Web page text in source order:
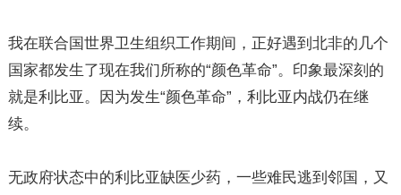
我在联合国世界卫生组织工作期间，正好遇到北非的几个
国家都发生了现在我们所称的“颜色革命”。印象最深刻的
就是利比亚。因为发生“颜色革命”，利比亚内战仍在继
续。
无政府状态中的利比亚缺医少药，一些难民逃到邻国，又